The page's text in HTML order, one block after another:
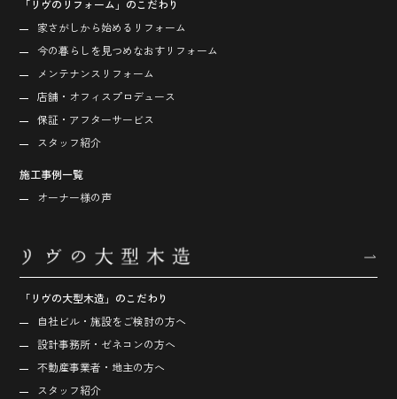
「リヴのリフォーム」のこだわり
家さがしから始める リフォーム
今の暮らしを見つめなおす リフォーム
メンテナンスリフォーム
店舗・オフィス プロデュース
保証・アフターサービス
スタッフ紹介
施工事例一覧
オーナー様の声
「リヴの大型木造」のこだわり
自社ビル・施設をご検討の方へ
設計事務所・ゼネコンの方へ
不動産事業者・地主の方へ
スタッフ紹介